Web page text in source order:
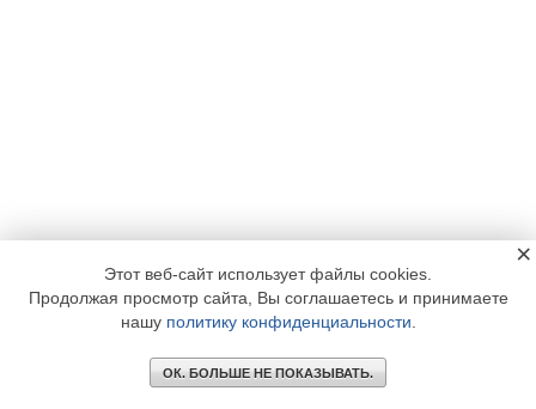
Этот веб-сайт использует файлы cookies.
Продолжая просмотр сайта, Вы соглашаетесь и принимаете
нашу политику конфиденциальности
ОК. БОЛЬШЕ НЕ ПОКАЗЫВАТЬ.
×